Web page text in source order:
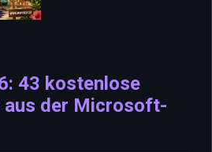
43 kostenlose
aus der Microsoft-